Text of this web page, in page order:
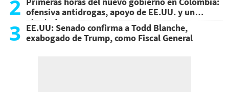
2 ofensiva antidrogas, apoyo de EE.UU. y un
atentado
3 EE.UU: Senado confirma a Todd Blanche,
exabogado de Trump, como Fiscal General